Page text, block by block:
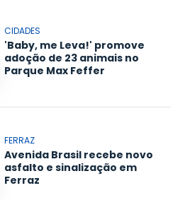
CIDADES
'Baby, me Leva!' promove
adoção de 23 animais no
Parque Max Feffer
FERRAZ
Avenida Brasil recebe novo
asfalto e sinalização em
Ferraz